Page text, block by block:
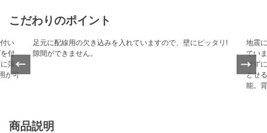
こだわりのポイント
Previ
ous
い
付
落
が可
足元に配線用の欠き込みを入れていますので、壁にピッタリ!
隙間ができません。
地震
てい
けず
とせ
能。
Next
商品説明